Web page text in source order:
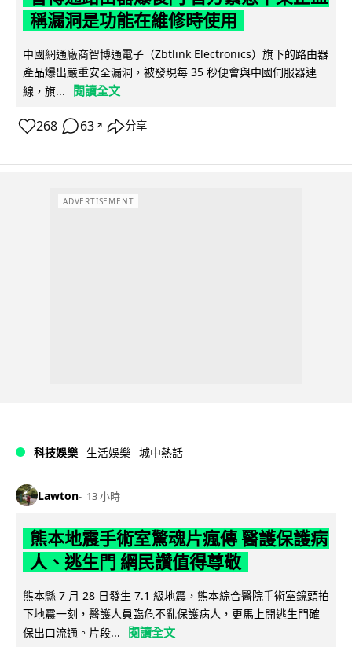
稱漏洞是功能在維修時使用
中國網通廠商智博通電子（Zbtlink Electronics）旗下的路由器
產品爆出嚴重安全漏洞，被發現每 35 秒便會與中國伺服器連
線，旗...
閱讀全文
268 63 ↗ 分享
ADVERTISEMENT
科技娛樂 生活娛樂 城中熱話
Lawton 13 小時
熊本地震手術室驚魂片瘋傳 醫護保護病
人、逃生門 網民讚值得尊敬
熊本縣 7 月 28 日發生 7.1 級地震，熊本綜合醫院手術室鏡頭拍
下地震一刻，醫護人員臨危不亂保護病人，更馬上開逃生門確
保出口流通。片段...
閱讀全文